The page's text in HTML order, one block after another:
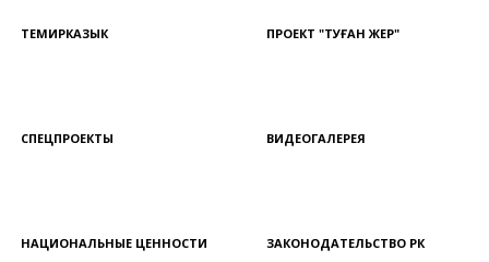
ТЕМИРКАЗЫК ПРОЕКТ "ТУҒАН ЖЕР"
СПЕЦПРОЕКТЫ ВИДЕОГАЛЕРЕЯ
НАЦИОНАЛЬНЫЕ ЦЕННОСТИ ЗАКОНОДАТЕЛЬСТВО РК